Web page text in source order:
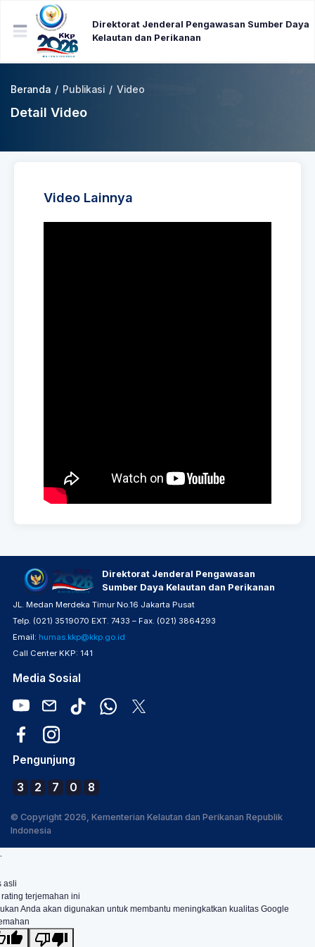
Direktorat Jenderal Pengawasan Sumber Daya
Kelautan dan Perikanan
Beranda / Publikasi / Video
Detail Video
Video Lainnya
Direktorat Jenderal Pengawasan
Sumber Daya Kelautan dan Perikanan
JL. Medan Merdeka Timur No.16 Jakarta Pusat
Telp. (021) 3519070 EXT. 7433 – Fax. (021) 3864293
Email: humas.kkp@kkp.go.id
Call Center KKP: 141
Media Sosial
Pengunjung
3 2 7 0 8
© Copyright 2026, Kementerian Kelautan dan Perikanan Republik
Indonesia
.
asli
terjemahan ini
Anda akan digunakan untuk membantu meningkatkan kualitas Google